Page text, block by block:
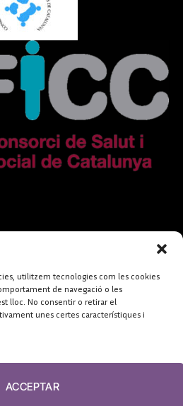
utilitzem tecnologies com les cookies
de navegació o les
lloc. No consentir o retirar el
unes certes característiques i
ACCEPTAR